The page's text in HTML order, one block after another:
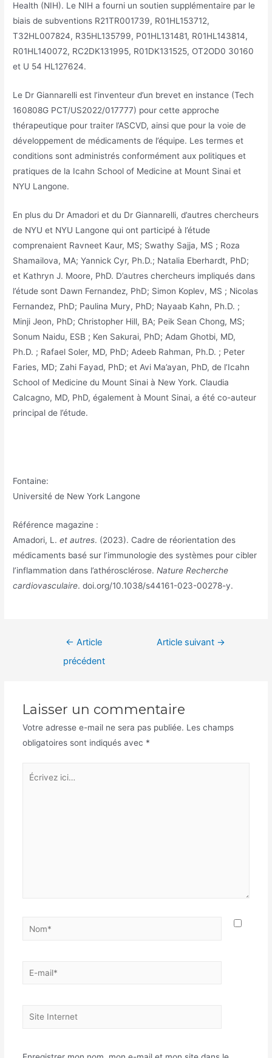
Health (NIH). Le NIH a fourni un soutien supplémentaire par le
biais de subventions R21TR001739, R01HL153712,
T32HL007824, R35HL135799, P01HL131481, R01HL143814,
R01HL140072, RC2DK131995, R01DK131525, OT2OD0 30160
et U 54 HL127624.
Le Dr Giannarelli est l’inventeur d’un brevet en instance (Tech
160808G PCT/US2022/017777) pour cette approche
thérapeutique pour traiter l’ASCVD, ainsi que pour la voie de
développement de médicaments de l’équipe. Les termes et
conditions sont administrés conformément aux politiques et
pratiques de la Icahn School of Medicine at Mount Sinai et
NYU Langone.
En plus du Dr Amadori et du Dr Giannarelli, d’autres chercheurs
de NYU et NYU Langone qui ont participé à l’étude
comprenaient Ravneet Kaur, MS; Swathy Sajja, MS ; Roza
Shamailova, MA; Yannick Cyr, Ph.D.; Natalia Eberhardt, PhD;
et Kathryn J. Moore, PhD. D’autres chercheurs impliqués dans
l’étude sont Dawn Fernandez, PhD; Simon Koplev, MS ; Nicolas
Fernandez, PhD; Paulina Mury, PhD; Nayaab Kahn, Ph.D. ;
Minji Jeon, PhD; Christopher Hill, BA; Peik Sean Chong, MS;
Sonum Naidu, ESB ; Ken Sakurai, PhD; Adam Ghotbi, MD,
Ph.D. ; Rafael Soler, MD, PhD; Adeeb Rahman, Ph.D. ; Peter
Faries, MD; Zahi Fayad, PhD; et Avi Ma’ayan, PhD, de l’Icahn
School of Medicine du Mount Sinai à New York. Claudia
Calcagno, MD, PhD, également à Mount Sinai, a été co-auteur
principal de l’étude.
Fontaine:
Université de New York Langone
Référence magazine :
Amadori, L.et autres. (2023). Cadre de réorientation des
médicaments basé sur l’immunologie des systèmes pour cibler
l’inflammation dans l’athérosclérose.Nature Recherche
cardiovasculaire. doi.org/10.1038/s44161-023-00278-y.
Navigation← Article
précédent
Article suivant →
Laisser un commentaire
Votre adresse e-mail ne sera pas publiée. Les champs
obligatoires sont indiqués avec *
Écrivez
Nom*
E-
Site